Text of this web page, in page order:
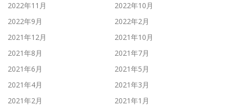
2022年11月
2022年10月
2022年9月
2022年2月
2021年12月
2021年10月
2021年8月
2021年7月
2021年6月
2021年5月
2021年4月
2021年3月
2021年2月
2021年1月